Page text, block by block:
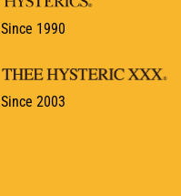
Since 1990
Since 2003